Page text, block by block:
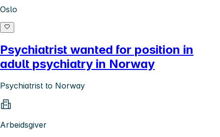
Oslo
Psychiatrist wanted for position in
adult psychiatry in Norway
Psychiatrist to Norway
Arbeidsgiver